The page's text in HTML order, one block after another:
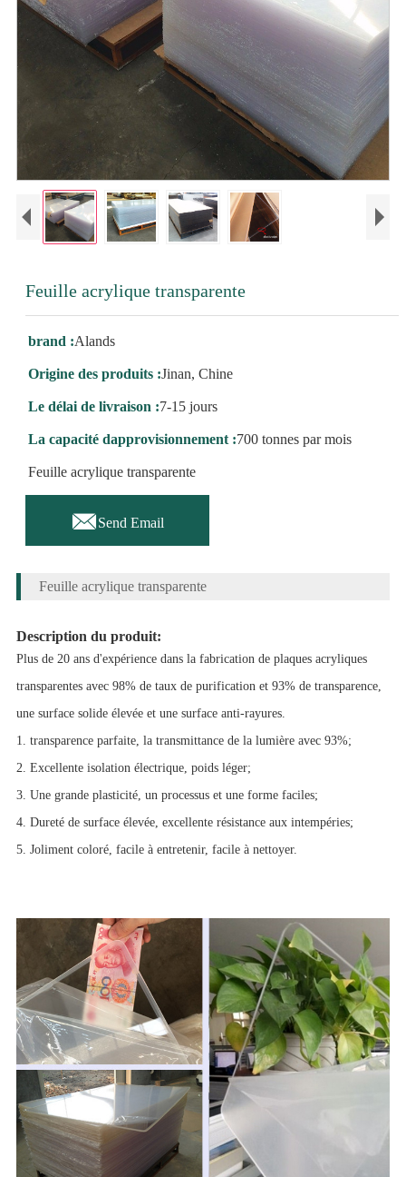
Feuille acrylique transparente
brand :Alands
Origine des produits :Jinan, Chine
Le délai de livraison :7-15 jours
La capacité dapprovisionnement :700 tonnes par mois
Feuille acrylique transparente
Send Email
Feuille acrylique transparente
Description du produit:
Plus de 20 ans d'expérience dans la fabrication de plaques acryliques
transparentes avec 98% de taux de purification et 93% de transparence,
une surface solide élevée et une surface anti-rayures.
1. transparence parfaite, la transmittance de la lumière avec 93%;
2. Excellente isolation électrique, poids léger;
3. Une grande plasticité, un processus et une forme faciles;
4. Dureté de surface élevée, excellente résistance aux intempéries;
5. Joliment coloré, facile à entretenir, facile à nettoyer.